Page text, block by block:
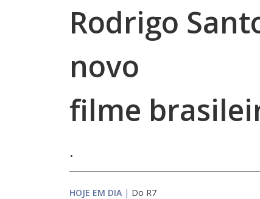
Rodrigo
novo
filme
.
HOJE EM DIA | Do R7